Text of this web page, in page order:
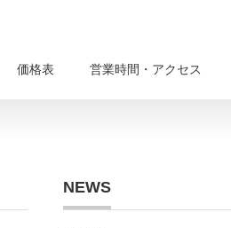
価格表 営業時間・アクセス
NEWS